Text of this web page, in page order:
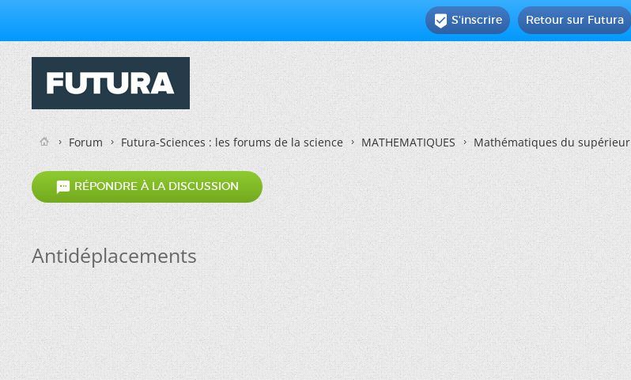
Retour sur Futura
 S'inscrire
Forum Futura-Sciences : les forums de la science MATHEMATIQUES Mathématiques du supérieur
 RÉPONDRE À LA DISCUSSION
Antidéplacements